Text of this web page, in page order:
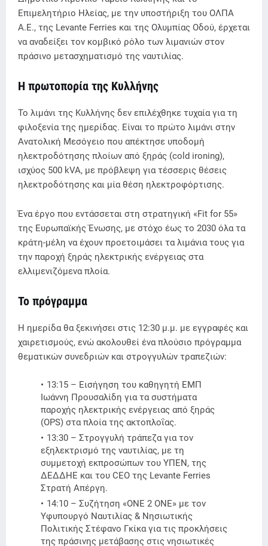
Επιμελητήριο Ηλείας, με την υποστήριξη του ΟΛΠΑ
Α.Ε., της Levante Ferries και της Ολυμπίας Οδού, έρχεται
να αναδείξει τον κομβικό ρόλο των λιμανιών στον
πράσινο μετασχηματισμό της ναυτιλίας.
Η πρωτοπορία της Κυλλήνης
Το λιμάνι της Κυλλήνης δεν επιλέχθηκε τυχαία για τη
φιλοξενία της ημερίδας. Είναι το πρώτο λιμάνι στην
Ανατολική Μεσόγειο που απέκτησε υποδομή
ηλεκτροδότησης πλοίων από ξηράς (cold ironing),
ισχύος 500 kVA, με πρόβλεψη για τέσσερις θέσεις
ηλεκτροδότησης και μία θέση ηλεκτροφόρτισης.
Ένα έργο που εντάσσεται στη στρατηγική «Fit for 55»
της Ευρωπαϊκής Ένωσης, με στόχο έως το 2030 όλα τα
κράτη-μέλη να έχουν προετοιμάσει τα λιμάνια τους για
την παροχή ξηράς ηλεκτρικής ενέργειας στα
ελλιμενιζόμενα πλοία.
Το πρόγραμμα
Η ημερίδα θα ξεκινήσει στις 12:30 μ.μ. με εγγραφές και
χαιρετισμούς, ενώ ακολουθεί ένα πλούσιο πρόγραμμα
θεματικών συνεδριών και στρογγυλών τραπεζιών:
13:15 – Εισήγηση του καθηγητή ΕΜΠ
Ιωάννη Προυσαλίδη για τα συστήματα
παροχής ηλεκτρικής ενέργειας από ξηράς
(OPS) στα πλοία της ακτοπλοΐας.
13:30 – Στρογγυλή τράπεζα για τον
εξηλεκτρισμό της ναυτιλίας, με τη
συμμετοχή εκπροσώπων του ΥΠΕΝ, της
ΔΕΔΔΗΕ και του CEO της Levante Ferries
Στρατή Απέργη.
14:10 – Συζήτηση «ONE 2 ONE» με τον
Υφυπουργό Ναυτιλίας & Νησιωτικής
Πολιτικής Στέφανο Γκίκα για τις προκλήσεις
της πράσινης μετάβασης στις νησιωτικές